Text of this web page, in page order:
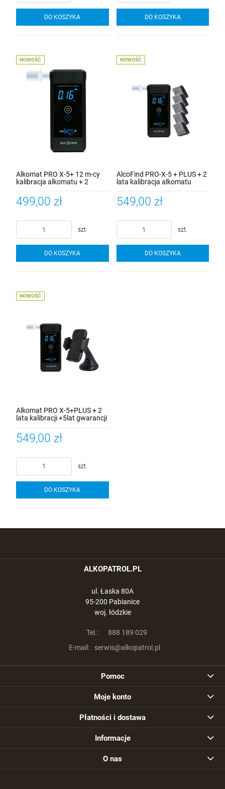
DO KOSZYKA DO KOSZYKA
Alkomat PRO X-5+ 12 m-cy
kalibracja alkomatu + 2
ustniki + 5 lat gwarancji +
mata na szybę
samochodową
499,00 zł
szt.
DO KOSZYKA
NOWOŚĆ
AlcoFind PRO-X-5 + PLUS + 2
lata kalibracja alkomatu
+ustniki 2 szt. +500szt.
ustniki rurkowe +gwarancja 5
lat
549,00 zł
szt.
DO KOSZYKA
NOWOŚĆ
Alkomat PRO X-5+PLUS + 2
lata kalibracji +5lat gwarancji
ustników
549,00 zł
szt.
DO KOSZYKA
NOWOŚĆ
ALKOPATROL.PL
ul. Łaska 80A
95-200 Pabianice
woj. łódzkie
Tel.:
888 189 029
E-mail:
serwis@alkopatrol.pl
Pomoc
Moje konto
Płatności i dostawa
Informacje
O nas